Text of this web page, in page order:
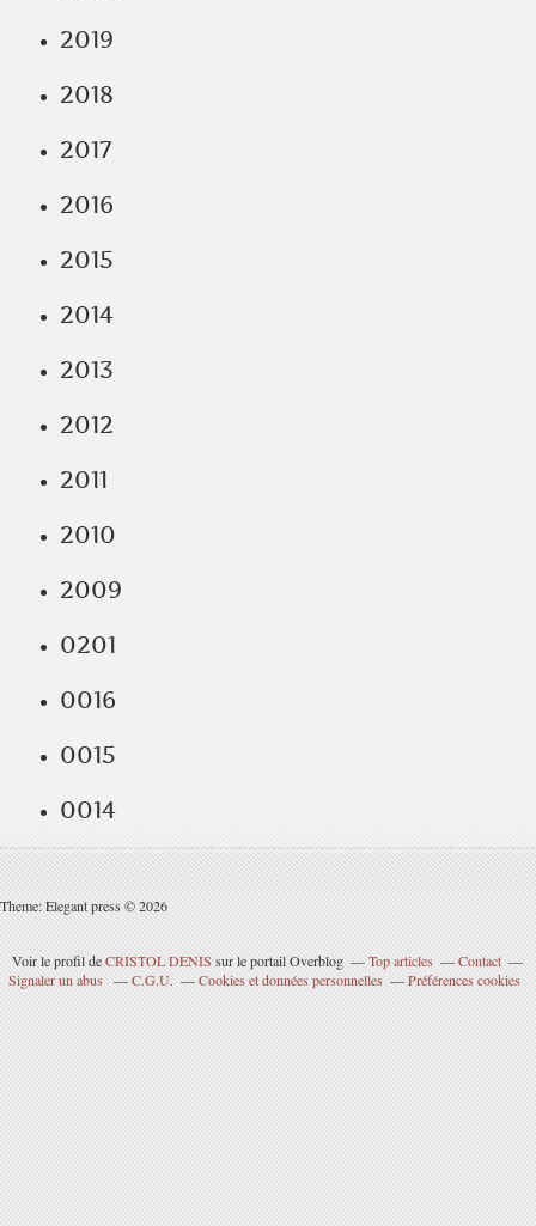
2019
2018
2017
2016
2015
2014
2013
2012
2011
2010
2009
0201
0016
0015
0014
Theme: Elegant press © 2026
Voir le profil deCRISTOL DENIS sur le portail Overblog Top articles
Contact
Signaler un abus
C.G.U. Cookies et données personnelles Préférences cookies